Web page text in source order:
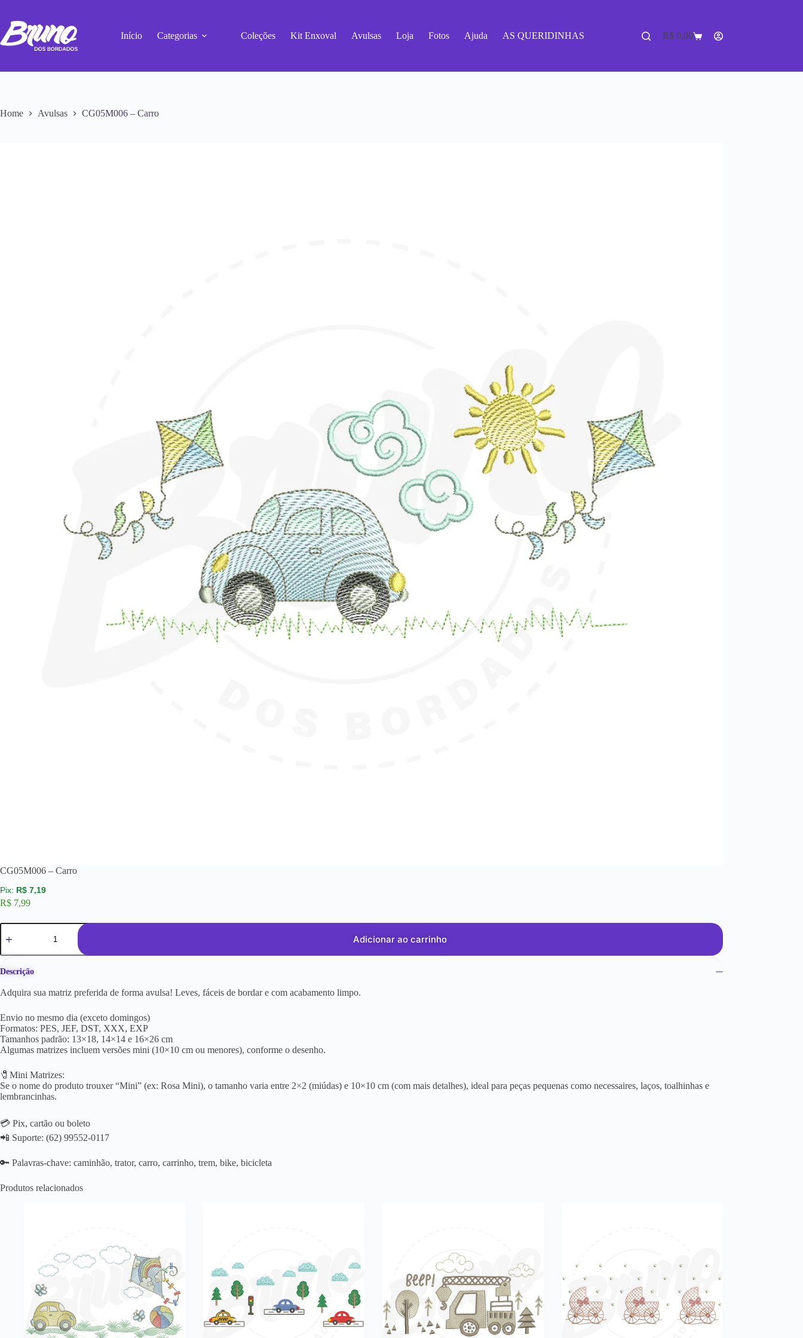
Início Categorias Coleções Kit Enxoval Avulsas Loja Fotos Ajuda AS QUERIDINHAS R$0,00
Home Avulsas CG05M006 – Carro
CG05M006 – Carro
R$ 7,19
R$ 7,99
Adicionar ao carrinho
Descrição
Adquira sua matriz preferida de forma avulsa! Leves, fáceis de bordar e com acabamento limpo.
Envio no mesmo dia (exceto domingos)
Formatos: PES, JEF, DST, XXX, EXP
Tamanhos padrão: 13×18, 14×14 e 16×26 cm
Algumas matrizes incluem versões mini (10×10 cm ou menores), conforme o desenho.
🧷Mini Matrizes:
Se o nome do produto trouxer “Mini” (ex: Rosa Mini), o tamanho varia entre 2×2 (miúdas) e 10×10 cm (com mais detalhes), ideal para peças pequenas como necessaires, laços, toalhinhas e
lembrancinhas.
💳 Pix, cartão ou boleto
📲 Suporte: (62) 99552-0117
🔑 Palavras-chave: caminhão, trator, carro, carrinho, trem, bike, bicicleta
Produtos relacionados